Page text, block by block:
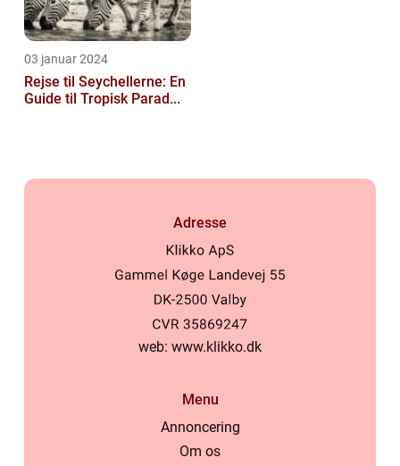
03 januar 2024
Rejse til Seychellerne: En
Guide til Tropisk Parad...
Adresse
web: www.klikko.dk
Menu
Annoncering
Om os